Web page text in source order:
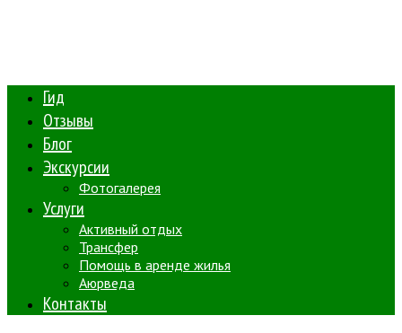
Гид
Отзывы
Блог
Экскурсии
Фотогалерея
Услуги
Активный отдых
Трансфер
Помощь в аренде жилья
Аюрведа
Контакты